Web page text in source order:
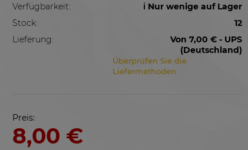
Verfügbarkeit:
ℹ️ Nur wenige auf Lager
Stock:
12
Lieferung:
Von 7,00 € - UPS
(Deutschland)
Überprüfen Sie die
Liefermethoden
Preis:
8,00 €